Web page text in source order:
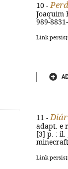
10 -
Joaquim
989-
Link
11 -
adapt. e
[3] p. : il.
minecraft
Link